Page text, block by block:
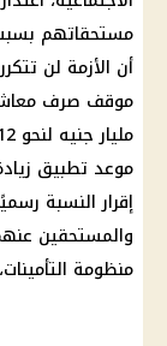
مستحقاتهم
أن الأزمة لن
إقرار النسبة
والمستحقين
منظومة